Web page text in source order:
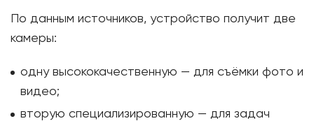
По данным источников, устройство получит две
камеры:
одну высококачественную — для съёмки фото и
видео;
вторую специализированную — для задач